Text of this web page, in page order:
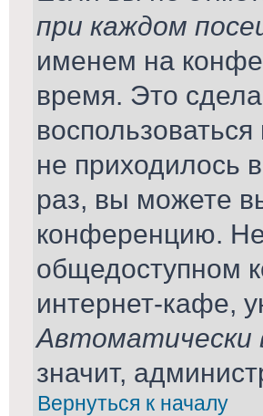
при каждом
именем на
время. Это
не приходилось
раз, вы можете
конференцию. Не
общедоступном
интернет-кафе,
Автоматически
значит,
Вернуться к началу